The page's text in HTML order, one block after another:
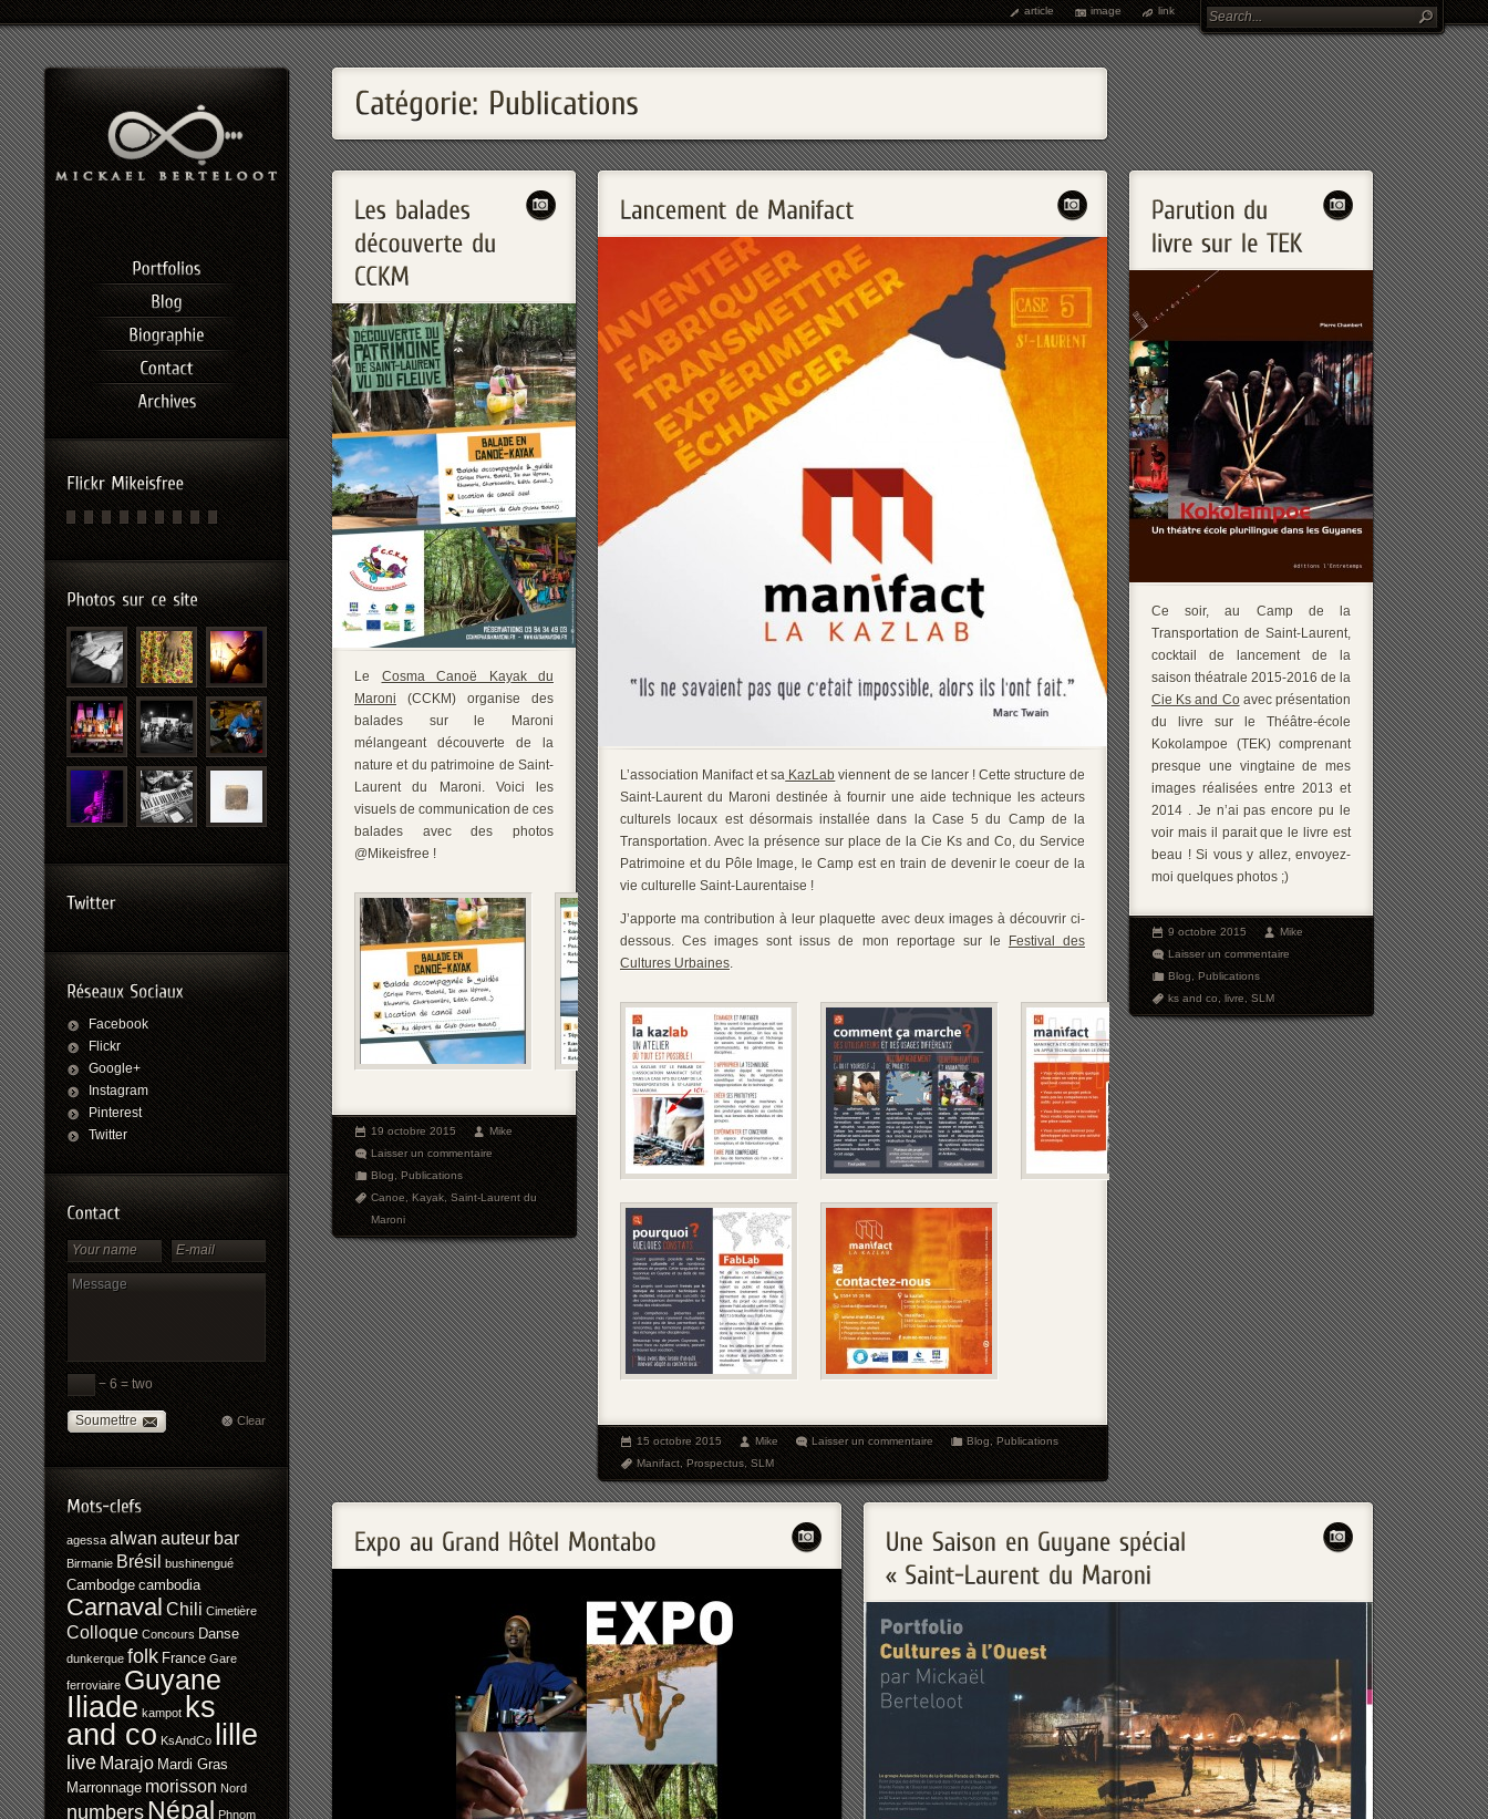
article image link
Facebook
Flickr
Google+
Instagram
Pinterest
Twitter
− 6 = two
Soumettre Clear
agessa alwan auteur bar
Birmanie Brésil bushinengué
Cambodge cambodia
CarnavalChili Cimetière
Colloque Concours Danse
dunkerque folk France Gare
ferroviaire Guyane
Iliade kampot ks
and co KsAndCo lille
live Marajo Mardi Gras
Marronnage morisson Nord
numbersNépal Phnom
Le Cosma Canoë Kayak du
Maroni (CCKM) organise des
balades sur le Maroni
mélangeant découverte de la
nature et du patrimoine de Saint-
Laurent du Maroni. Voici les
visuels de communication de ces
balades avec des photos
@Mikeisfree !
19 octobre 2015
Mike
Laisser un commentaire
Blog,Publications
Canoe,Kayak,Saint-Laurent du
Maroni
L’association Manifact et sa KazLab viennent de se lancer ! Cette structure de
Saint-Laurent du Maroni destinée à fournir une aide technique les acteurs
culturels locaux est désormais installée dans la Case 5 du Camp de la
Transportation. Avec la présence sur place de la Cie Ks and Co, du Service
Patrimoine et du Pôle Image, le Camp est en train de devenir le coeur de la
vie culturelle Saint-Laurentaise !
J’apporte ma contribution à leur plaquette avec deux images à découvrir ci-
dessous. Ces images sont issus de mon reportage sur le
Festival des
Cultures Urbaines.
15 octobre 2015 Mike Laisser un commentaire Blog,Publications
Manifact,Prospectus,SLM
Ce soir, au Camp de la
Transportation de Saint-Laurent,
cocktail de lancement de la
saison théatrale 2015-2016 de la
Cie Ks and Coavec présentation
du livre sur le Théâtre-école
Kokolampoe (TEK) comprenant
presque une vingtaine de mes
images réalisées entre 2013 et
2014 . Je n’ai pas encore pu le
voir mais il parait que le livre est
beau ! Si vous y allez, envoyez-
moi quelques photos ;)
9 octobre 2015
Mike
Laisser un commentaire
Blog,Publications
ks and co,livre,SLM